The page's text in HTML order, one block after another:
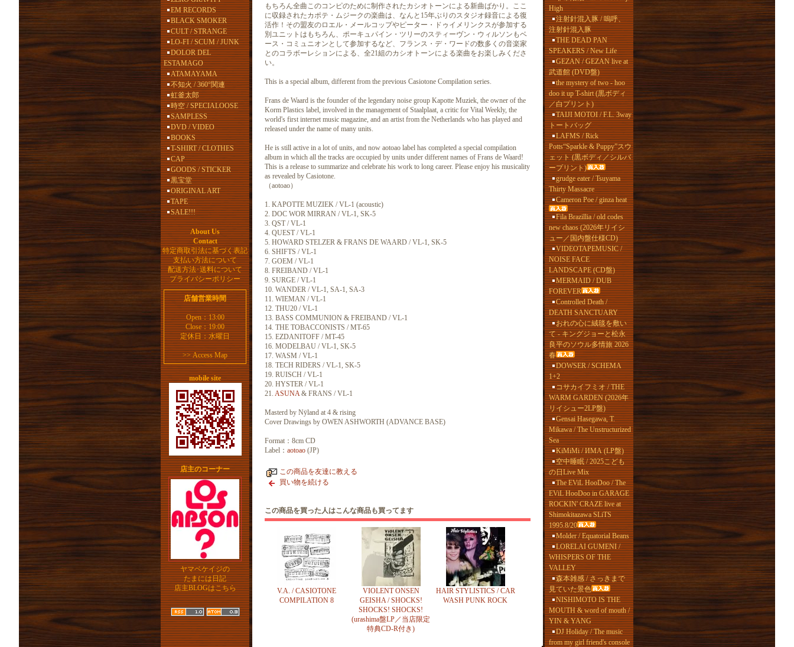
EM RECORDS
BLACK SMOKER
CULT / STRANGE
LO-FI / SCUM / JUNK
DOLOR DEL
ESTAMAGO
ATAMAYAMA
不知火 / 360°関連
虹釜太郎
時空 / SPECIALOOSE
SAMPLESS
DVD / VIDEO
BOOKS
T-SHIRT / CLOTHES
CAP
GOODS / STICKER
黒宝堂
ORIGINAL ART
TAPE
SALE!!!
About Us
Contact
特定商取引法に基づく表記
支払い方法について
配送方法･送料について
プライバシーポリシー
店舗営業時間
Open：13:00
Close：19:00
定休日：水曜日
>>Access Map
mobile site
店主のコーナー
ヤマベケイジの
たまには日記
店主BLOGはこちら
もちろん全曲このコンピのために制作されたカシオトーンによる新曲ばかり。ここ
に収録されたカポテ・ムジークの楽曲は、なんと15年ぶりのスタジオ録音による復
活作！その盟友のロエル・メールコップやピーター・ドゥイメリンクスが参加する
別ユニットはもちろん、ポーキュパイン・ツリーのスティーヴン・ウィルソンもベ
ース・コミュニオンとして参加するなど、フランス・デ・ワードの数多くの音楽家
とのコラボーレションによる、全21組のカシオトーンによる楽曲をお楽しみくださ
い。
This is a special album, different from the previous Casiotone Compilation series.
Frans de Waard is the founder of the legendary noise group Kapotte Muziek, the owner of the
Korm Plastics label, involved in the management of Staalplaat, a critic for Vital Weekly, the
world's first internet music magazine, and an artist from the Netherlands who has played and
released under the name of many units.
He is still active in a lot of units, and now aotoao label has completed a special compilation
album in which all the tracks are occupied by units under different names of Frans de Waard!
This is a release to summarize and celebrate his work to long career. Please enjoy his musicality
as revealed by Casiotone.
（aotoao）
1. KAPOTTE MUZIEK / VL-1 (acoustic)
2. DOC WOR MIRRAN / VL-1, SK-5
3. QST / VL-1
4. QUEST / VL-1
5. HOWARD STELZER & FRANS DE WAARD / VL-1, SK-5
6. SHIFTS / VL-1
7. GOEM / VL-1
8. FREIBAND / VL-1
9. SURGE / VL-1
10. WANDER / VL-1, SA-1, SA-3
11. WIEMAN / VL-1
12. THU20 / VL-1
13. BASS COMMUNION & FREIBAND / VL-1
14. THE TOBACCONISTS / MT-65
15. EZDANITOFF / MT-45
16. MODELBAU / VL-1, SK-5
17. WASM / VL-1
18. TECH RIDERS / VL-1, SK-5
19. RUISCH / VL-1
20. HYSTER / VL-1
21. ASUNA& FRANS / VL-1
Masterd by Nÿland at 4 & rising
Cover Drawings by OWEN ASHWORTH (ADVANCE BASE)
Format：8cm CD
Label： aotoao (JP)
この商品を友達に教える
買い物を続ける
この商品を買った人はこんな商品も買ってます
V.A. / CASIOTONE
COMPILATION 8
VIOLENT ONSEN
GEISHA / SHOCKS!
SHOCKS! SHOCKS!
(urashima盤LP／当店限定
特典CD-R付き)
HAIR STYLISTICS / CAR
WASH PUNK ROCK
High
注射針混入豚 / 嗚呼、
注射針混入豚
THE DEAD PAN
SPEAKERS / New Life
GEZAN / GEZAN live at
武道館 (DVD盤)
the mystery of two - hoo
doo it up T-shirt (黒ボディ
／白プリント)
TAIJI MOTOI / F.L. 3way
トートバッグ
LAFMS / Rick
Potts“Sparkle & Puppy”スウ
ェット (黒ボディ／シルバ
ープリント)
grudge eater / Tsuyama
Thirty Massacre
Cameron Poe / ginza heat
Fila Brazillia / old codes
new chaos (2026年リイシ
ュー／国内盤仕様CD)
VIDEOTAPEMUSIC /
NOISE FACE
LANDSCAPE (CD盤)
MERMAID / DUB
FOREVER
Controlled Death /
DEATH SANCTUARY
おれの心に絨毯を敷い
て - キングジョーと松永
良平のソウル多情旅 2026
春
DOWSER / SCHEMA
1+2
コサカイフミオ / THE
WARM GARDEN (2026年
リイシュー2LP盤)
Gensai Hasegawa, T.
Mikawa / The Unstructurized
Sea
KiMiMi / ИМА (LP盤)
空中睡眠 / 2025こども
の日Live Mix
The EViL HooDoo / The
EViL HooDoo in GARAGE
ROCKIN' CRAZE live at
Shimokitazawa SLiTS
1995.8/20
Molder / Equatorial Beans
LORELAI GUMENI /
WHISPERS OF THE
VALLEY
森本雑感 / さっきまで
見ていた景色
NISHIMOTO IS THE
MOUTH & word of mouth /
YIN & YANG
DJ Holiday / The music
from my girl friend's console